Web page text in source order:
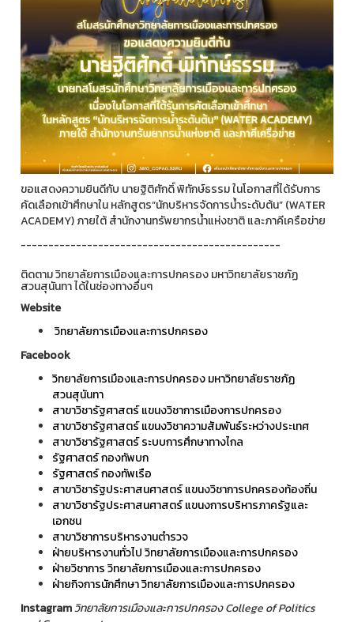
ขอแสดงความยินดีกับ นายฐิติศักดิ์ พิทักษ์ธรรม ในโอกาสที่ได้รับการ
คัดเลือกเข้าศึกษาใน หลักสูตร“นักบริหารจัดการน้ำระดับต้น” (WATER
ACADEMY) ภายใต้ สำนักงานทรัพยากรน้ำแห่งชาติ และภาคีเครือข่าย
-----------------------------------------------
ติดตาม วิทยาลัยการเมืองและการปกครอง มหาวิทยาลัยราชภัฏ
สวนสุนันทา ได้ในช่องทางอื่นๆ
Website
วิทยาลัยการเมืองและการปกครอง
Facebook
วิทยาลัยการเมืองและการปกครอง มหาวิทยาลัยราชภัฏ
สวนสุนันทา
สาขาวิชารัฐศาสตร์ แขนงวิชาการเมืองการปกครอง
สาขาวิชารัฐศาสตร์ แขนงวิชาความสัมพันธ์ระหว่างประเทศ
สาขาวิชารัฐศาสตร์ ระบบการศึกษาทางไกล
รัฐศาสตร์ กองทัพบก
รัฐศาสตร์ กองทัพเรือ
สาขาวิชารัฐประศาสนศาสตร์ แขนงวิชาการปกครองท้องถิ่น
สาขาวิชารัฐประศาสนศาสตร์ แขนงการบริหารภาครัฐและ
เอกชน
สาขาวิชาการบริหารงานตำรวจ
ฝ่ายบริหารงานทั่วไป วิทยาลัยการเมืองและการปกครอง
ฝ่ายวิชาการ วิทยาลัยการเมืองและการปกครอง
ฝ่ายกิจการนักศึกษา วิทยาลัยการเมืองและการปกครอง
Instagramวิทยาลัยการเมืองและการปกครอง College of Politics